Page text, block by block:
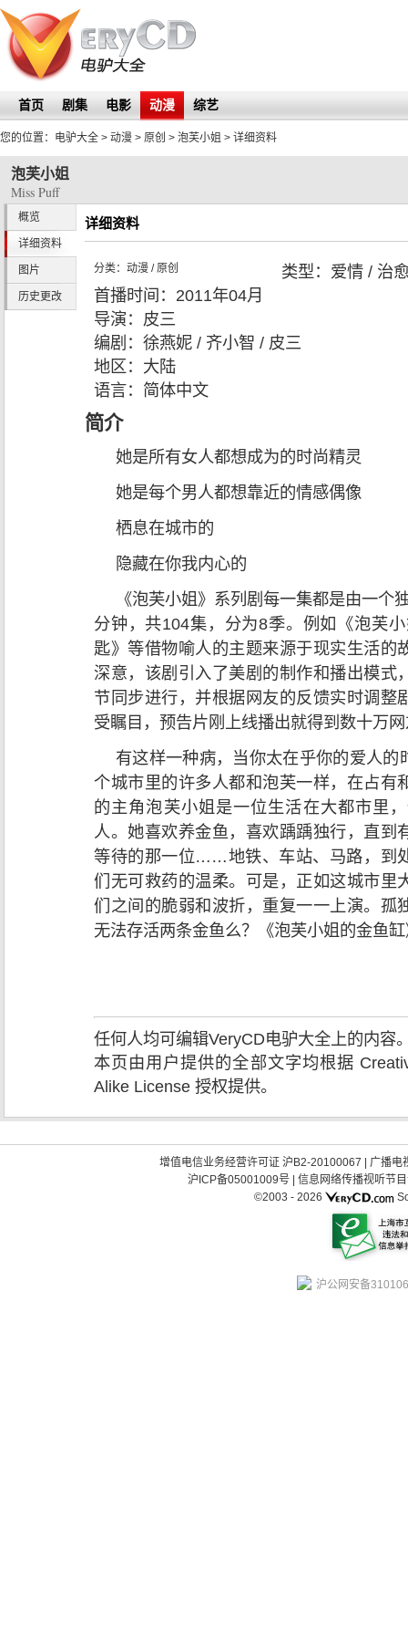
首页 剧集 电影 动漫 综艺
您的位置： 电驴大全 > 动漫 > 原创 > 泡芙小姐 > 详细资料
泡芙小姐
Miss Puff
概览
详细资料
图片
历史更改
详细资料
分类： 动漫 /原创 类型： 爱情 / 治
首播时间： 2011年04月
导演： 皮三
编剧： 徐燕妮 / 齐小智 / 皮三
地区： 大陆
语言： 简体中文
简介
她是所有女人都想成为的时尚精灵
她是每个男人都想靠近的情感偶像
栖息在城市的
隐藏在你我内心的
《泡芙小姐》系列剧每一集都是由一个
分钟，共104集，分为8季。例如《泡芙
匙》等借物喻人的主题来源于现实生活的
深意，该剧引入了美剧的制作和播出模式
节同步进行，并根据网友的反馈实时调整
受瞩目，预告片刚上线播出就得到数十万
有这样一种病，当你太在乎你的爱人
个城市里的许多人都和泡芙一样，在占有
的主角泡芙小姐是一位生活在大都市里
人。她喜欢养金鱼，喜欢踽踽独行，直到
等待的那一位……地铁、车站、马路，到
们无可救药的温柔。可是，正如这城市里
们之间的脆弱和波折，重复一一上演。孤
无法存活两条金鱼么？《泡芙小姐的金鱼
任何人均可编辑VeryCD电驴大全上的内容
本页由用户提供的全部文字均根据
Alike License 授权提供。
增值电信业务经营许可证 沪B2-20100067
广播电
沪ICP备05001009号| 信息网络传播视听节
©2003 - 2026
沪公网安备